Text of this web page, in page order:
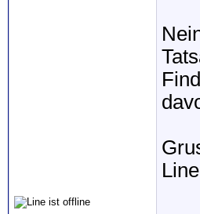
Line